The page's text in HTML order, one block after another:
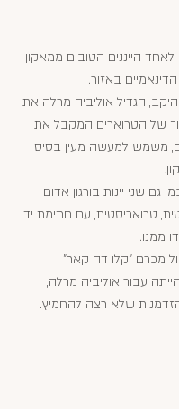
הייננים הטובים ממאקון
באזור.
היקב, הגדיל אוליביה מרלה את
של הטרוארים המקבל את
משמש למעשה מעין בסיס
גם שני יינות בורגון אדום
טרואריסטית, עם חתימת יד
ממנו.
מכרם "קלו דה קאר"
עבור אוליביה מרלה,
שלא רצה להחמיץ.